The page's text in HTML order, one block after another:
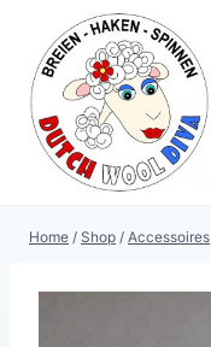
inhoud
Home / Shop / Accessoires